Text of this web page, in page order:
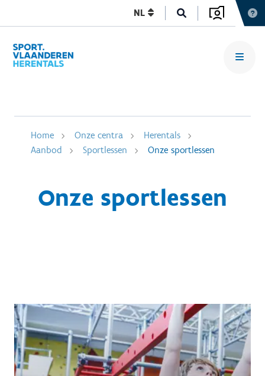
NL
Home Onze centra
Herentals
Aanbod
Sportlessen Onze sportlessen
Onze sportlessen